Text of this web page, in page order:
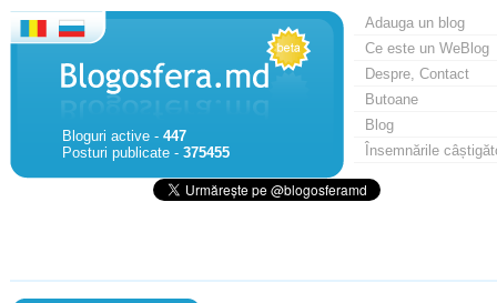
Bloguri active - 447
Posturi publicate - 375455
Adauga un blog
Ce este un WeBlog
Despre, Contact
Butoane
Blog
Însemnările